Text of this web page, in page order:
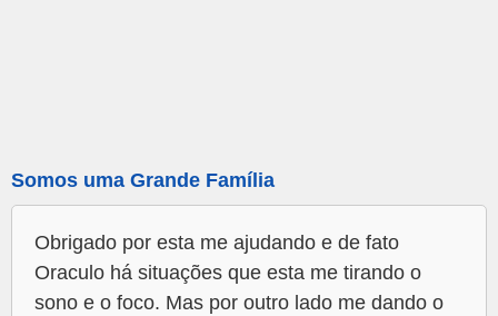
Somos uma Grande Família
Obrigado por esta me ajudando e de fato
Oraculo há situações que esta me tirando o
sono e o foco. Mas por outro lado me dando o